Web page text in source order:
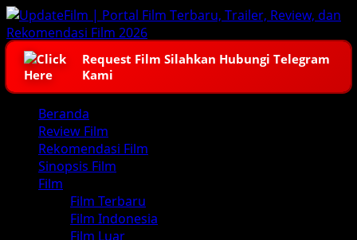
Skip
to
content
Request Film Silahkan Hubungi Telegram
Kami
Primary
Menu
Beranda
Review Film
Rekomendasi Film
Sinopsis Film
Film
Film Terbaru
Film Indonesia
Film Luar